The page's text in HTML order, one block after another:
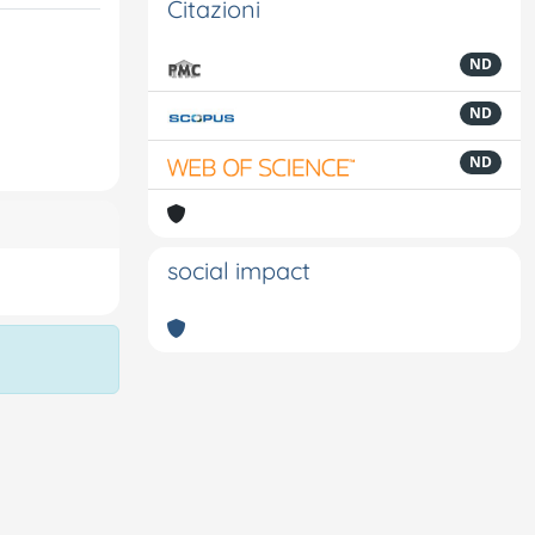
Citazioni
ND
ND
ND
social impact